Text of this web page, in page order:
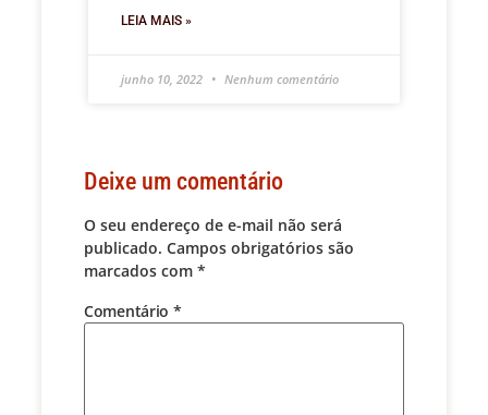
LEIA MAIS »
junho 10, 2022 Nenhum comentário
Deixe um comentário
O seu endereço de e-mail não será
publicado. Campos obrigatórios são
marcados com *
Comentário *